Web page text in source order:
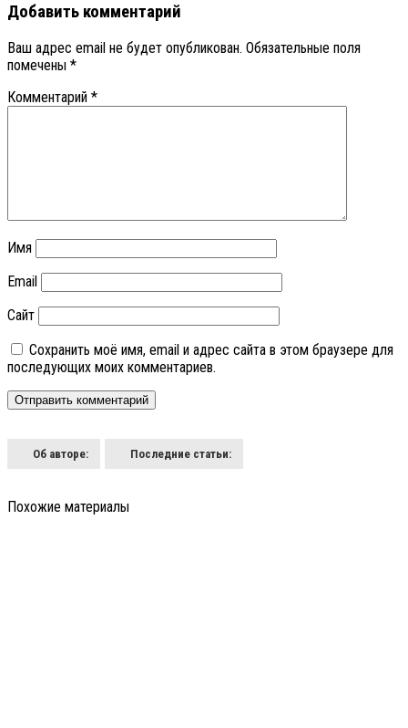
Добавить комментарий
Ваш адрес email не будет опубликован. Обязательные поля
помечены *
Комментарий *
Имя
Email
Сайт
Сохранить моё имя, email и адрес сайта в этом браузере для
последующих моих комментариев.
Об авторе: Последние статьи:
Похожие материалы